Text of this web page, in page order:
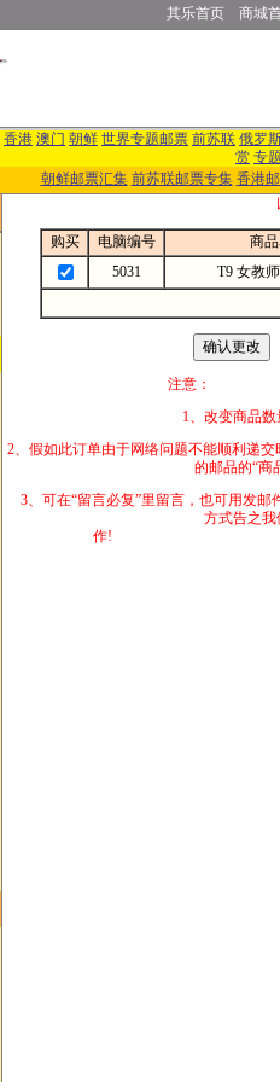
其乐首页 商城
香港 澳门 朝鲜 世界专题邮票 前苏联 俄罗
赏 专
朝鲜邮票汇集 前苏联邮票专集 香港
购买 电脑编号 商
5031
T9 女教
注意：
1、改变商品数量和减少
2、假如此订单由于网
的邮品的“商
3、可在“留言必复”
方式告之
作!